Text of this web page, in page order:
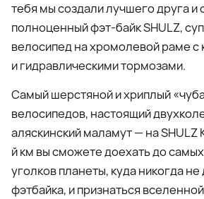
тебя мы создали лучшего друга и
полноценный фэт-байк SHULZ,
велосипед на хромолевой раме с
и гидравлическими тормозами.
Самый шерстяной и хриплый
велосипедов, настоящий
аляскинский маламут — на SHULZ
й км вы сможете доехать до
уголков планеты, куда никогда
фэтбайка, и признаться